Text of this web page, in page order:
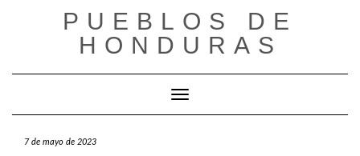
PUEBLOS DE
HONDURAS
Cambiar modo de navegación
7 de mayo de 2023